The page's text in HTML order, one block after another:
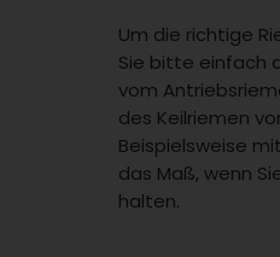
Um die richtige
Sie bitte einfach
vom
des Keilriemen
Beispielsweise
das Maß, wenn
halten.